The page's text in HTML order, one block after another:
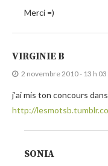
Merci =)
VIRGINIE B
2 novembre 2010 - 13 h
j’ai mis ton concours
http://
SONIA